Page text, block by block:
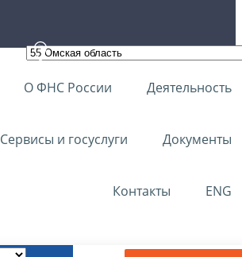
О ФНС России Деятельность
Сервисы и госуслуги Документы
Контакты ENG